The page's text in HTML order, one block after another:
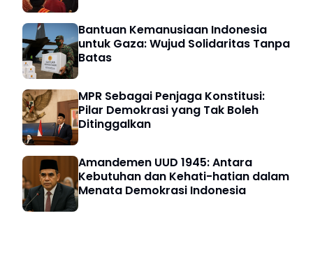
Bantuan Kemanusiaan Indonesia
untuk Gaza: Wujud Solidaritas Tanpa
Batas
MPR Sebagai Penjaga Konstitusi:
Pilar Demokrasi yang Tak Boleh
Ditinggalkan
Amandemen UUD 1945: Antara
Kebutuhan dan Kehati-hatian dalam
Menata Demokrasi Indonesia